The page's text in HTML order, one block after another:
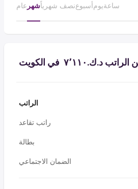
عام شهرنصف شهرياًأسبوعيومساعة
د.ك.‏٧٬١١٠ ‏ في الكويت
الراتب
راتب تقاعد
بطالة
الضمان الاجتماعي